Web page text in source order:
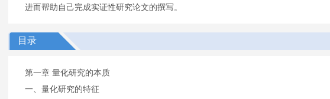
进而帮助自己完成实证性研究论文的撰写。
目录
第一章 量化研究的本质
一、量化研究的特征